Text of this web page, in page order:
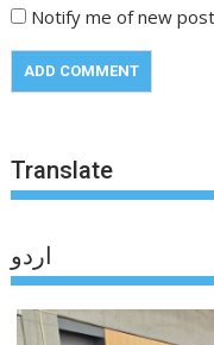
Notify me of new
Translate
اردو